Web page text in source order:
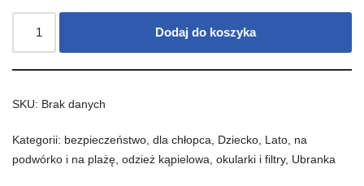
Dodaj do koszyka
SKU: Brak danych
Kategorii: bezpieczeństwo dla chłopca Dziecko Lato na
podwórko i na plażę odzież kąpielowa okularki i filtry, Ubranka